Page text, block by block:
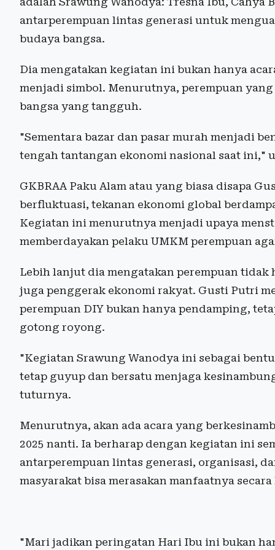
antarpere­mpuan lintas generasi untuk
budaya bangsa.
Dia mengatakan kegiatan ini bukan hanya
menjadi simbol. Menurutnya, perempuan
bangsa yang tangguh.
"Sementara bazar dan pasar murah menjadi
tengah tantangan ekonomi nasional saat ini,"
GKBRAA Paku Alam atau yang biasa disapa
berfluktuasi, tekanan ekonomi global
Kegiatan ini menurutnya menjadi upaya
memberdayakan pelaku UMKM perempuan
Lebih lanjut dia mengatakan perempuan
juga penggerak ekonomi rakyat. Gusti Putri
perempuan DIY bukan hanya pendamping,
gotong royong.
"Kegiatan Srawung Wanodya ini sebagai
tetap guyup dan bersatu menjaga
tuturnya.
Menurutnya, akan ada acara yang
2025 nanti. Ia berharap dengan kegiatan ini
antarpere­mpuan lintas generasi, organisasi,
masyarakat bisa merasakan manfaatnya
"Mari jadikan peringatan Hari Ibu ini bukan